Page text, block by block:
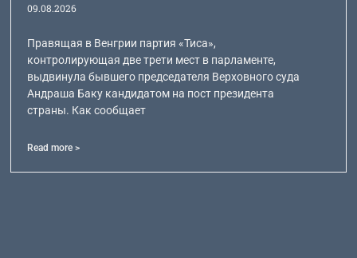
09.08.2026
Правящая в Венгрии партия «Тиса»,
контролирующая две трети мест в парламенте,
выдвинула бывшего председателя Верховного суда
Андраша Баку кандидатом на пост президента
страны. Как сообщает
Read more >